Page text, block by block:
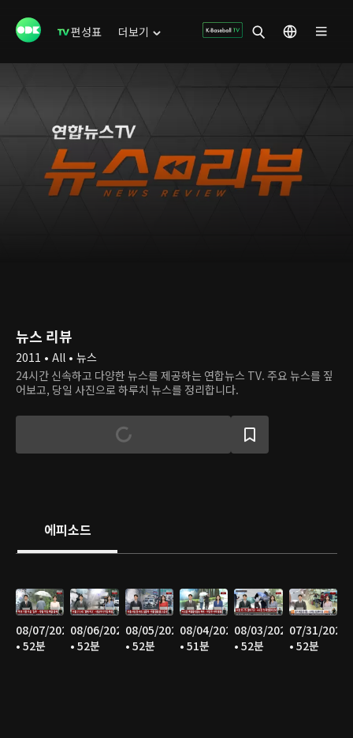
편성표 더보기
뉴스 리뷰
2011 • All • 뉴스
24시간 신속하고 다양한 뉴스를 제공하는 연합뉴스 TV. 주요 뉴스를 짚
어보고, 당일 사진으로 하루치 뉴스를 정리합니다.
에피소드
08/07/2026
• 52분
08/06/2026
• 52분
08/05/2026
• 52분
08/04/2026
• 51분
08/03/2026
• 52분
07/31/2026
• 52분